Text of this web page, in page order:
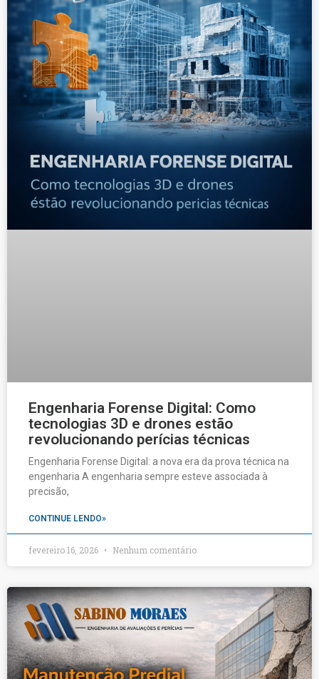
Engenharia Forense Digital: Como
tecnologias 3D e drones estão
revolucionando perícias técnicas
Engenharia Forense Digital: a nova era da prova técnica na
engenharia A engenharia sempre esteve associada à
precisão,
CONTINUE LENDO»
fevereiro 16, 2026 Nenhum comentário